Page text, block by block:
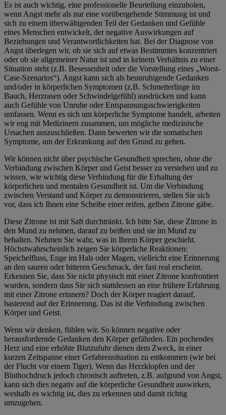
Es ist auch wichtig, eine professionelle Beurteilung einzuholen,
wenn Angst mehr als nur eine vorübergehende Stimmung ist und
sich zu einem überwältigenden Teil der Gedanken und Gefühle
eines Menschen entwickelt, der negative Auswirkungen auf
Beziehungen und Verantwortlichkeiten hat. Bei der Diagnose von
Angst überlegen wir, ob sie sich auf etwas Bestimmtes konzentriert
oder ob sie allgemeiner Natur ist und in keinem Verhältnis zu einer
Situation steht (z.B. Besessenheit oder die Vorstellung eines „Worst-
Case-Szenarios“). Angst kann sich als beunruhigende Gedanken
und/oder in körperlichen Symptomen (z.B. Schmetterlinge im
Bauch, Herzrasen oder Schwindelgefühl) ausdrücken und kann
auch Gefühle von Unruhe oder Entspannungsschwierigkeiten
umfassen. Wenn es sich um körperliche Symptome handelt, arbeiten
wir eng mit Medizinern zusammen, um mögliche medizinische
Ursachen auszuschließen. Dann bewerten wir die somatischen
Symptome, um der Erkrankung auf den Grund zu gehen.
Wir können nicht über psychische Gesundheit sprechen, ohne die
Verbindung zwischen Körper und Geist besser zu verstehen und zu
wissen, wie wichtig diese Verbindung für die Erhaltung der
körperlichen und mentalen Gesundheit ist. Um die Verbindung
zwischen Verstand und Körper zu demonstrieren, stellen Sie sich
vor, dass ich Ihnen eine Scheibe einer reifen, gelben Zitrone gäbe.
Diese Zitrone ist mit Saft durchtränkt. Ich bitte Sie, diese Zitrone in
den Mund zu nehmen, darauf zu beißen und sie im Mund zu
behalten. Nehmen Sie wahr, was in Ihrem Körper geschieht.
Höchstwahrscheinlich zeigen Sie körperliche Reaktionen:
Speichelfluss, Enge im Hals oder Magen, vielleicht eine Erinnerung
an den sauren oder bitteren Geschmack, der fast real erscheint.
Erkennen Sie, dass Sie nicht physisch mit einer Zitrone konfrontiert
wurden, sondern dass Sie sich stattdessen an eine frühere Erfahrung
mit einer Zitrone erinnern? Doch der Körper reagiert darauf,
basierend auf der Erinnerung. Das ist die Verbindung zwischen
Körper und Geist.
Wenn wir denken, fühlen wir. So können negative oder
herausfordernde Gedanken den Körper gefährden. Ein pochendes
Herz und eine erhöhte Blutzufuhr dienen dem Zweck, in einer
kurzen Zeitspanne einer Gefahrensituation zu entkommen (wie bei
der Flucht vor einem Tiger). Wenn das Herzklopfen und der
Bluthochdruck jedoch chronisch auftreten, z.B. aufgrund von Angst,
kann sich dies negativ auf die körperliche Gesundheit auswirken,
weshalb es wichtig ist, dies zu erkennen und damit richtig
umzugehen.